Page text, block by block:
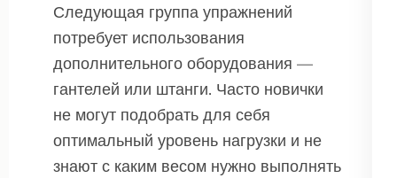
Следующая группа упражнений
потребует использования
дополнительного оборудования —
гантелей или штанги. Часто новички
не могут подобрать для себя
оптимальный уровень нагрузки и не
знают с каким весом нужно выполнять